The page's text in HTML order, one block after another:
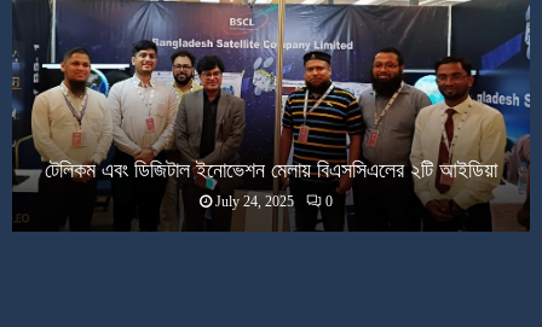
টেলিকম এবং ডিজিটাল ইনোভেশন মেলায় বিএসসিএলের ২টি আইডিয়া
July 24, 2025 0